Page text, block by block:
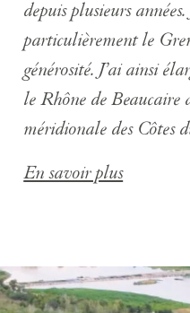
depuis plusieurs
particulièrement le
générosité. J’ai ainsi
le Rhône de Beaucaire
méridionale des Côtes
En savoir plus